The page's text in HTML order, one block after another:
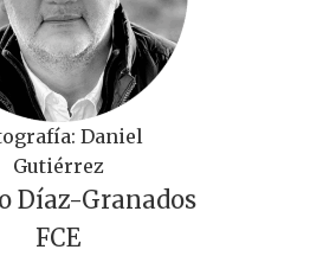
Daniel
Gutiérrez
Díaz-Granados
FCE